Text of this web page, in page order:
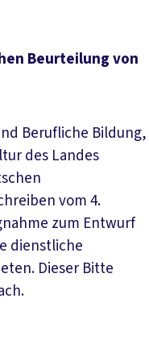
Beurteilung von
Berufliche Bildung,
des Landes
vom 4.
zum Entwurf
dienstliche
Dieser Bitte